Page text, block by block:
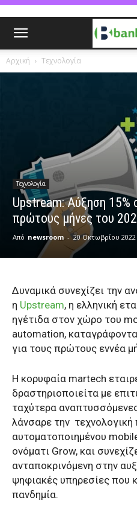
Αρχική Τεχνολογία
Τεχνολογία
Upstream: Αύξηση 15%
πρώτους μήνες του
Από newsroom - 20 Οκτωβρίου 2022
Δυναμικά συνεχίζει την
η Upstream, η ελληνική
ηγέτιδα στον χώρο του
automation,
για τους πρώτους εννέα
Η κορυφαία martech
δραστηριοποιείτα με
ταχύτερα
λάνσαρε την
αυτοματοποιημένου
ονόματι Grow, και
ανταποκρινόμενη στην
ψηφιακές υπηρεσίες που
πανδημία.